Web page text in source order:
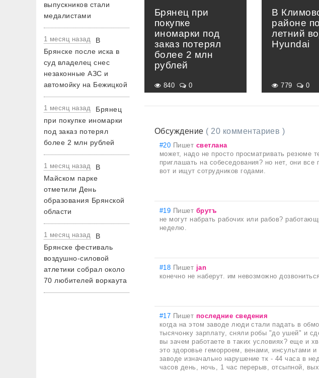
выпускников стали
медалистами
1 месяц назад
В
Брянске после иска в
суд владелец снес
незаконные АЗС и
автомойку на Бежицкой
1 месяц назад
Брянец
при покупке иномарки
под заказ потерял
более 2 млн рублей
1 месяц назад
В
Майском парке
отметили День
образования Брянской
области
1 месяц назад
В
Брянске фестиваль
воздушно-силовой
атлетики собрал около
70 любителей воркаута
Брянец при
покупке
иномарки под
заказ потерял
более 2 млн
рублей
840 0
В
районе
летний
Hyundai
779 0
Обсуждение ( 20 комментариев )
#20 Пишет светлана
может, надо не просто просматривать резюме
приглашать на собеседования? но нет, они
вот и ищут сотрудников годами.
#19 Пишет брутъ
не могут набрать рабочих или рабов?
неделю.
#18 Пишет jan
конечно не наберут. им невозможно
#17 Пишет последние сведения
когда на этом заводе люди стали падать в
тысячонку зарплату, сняли робы "до ушей" и
вы зачем работаете в таких условиях? еще и
это здоровье геморроем, венами, инсультами
заводе изначально нарушение тк - 44 часа в
часов день, ночь, 1 час перерыв, отсыпной,